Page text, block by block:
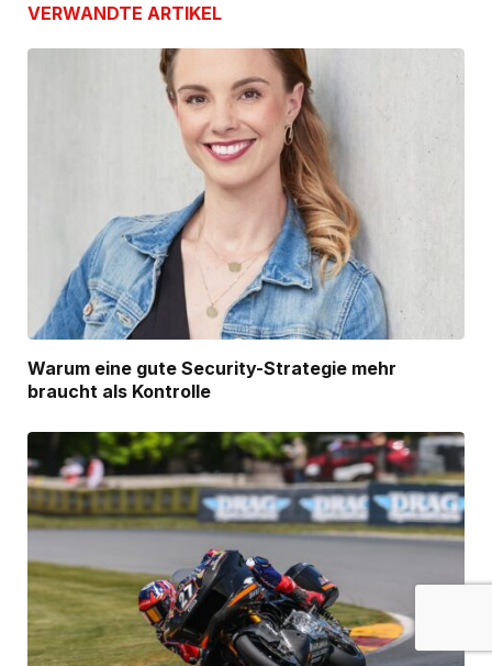
VERWANDTE ARTIKEL
Warum eine gute Security-Strategie mehr
braucht als Kontrolle